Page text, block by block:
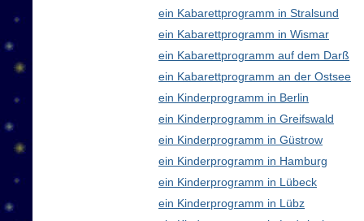
ein Kabarettprogramm in Stralsund
ein Kabarettprogramm in Wismar
ein Kabarettprogramm auf dem Darß
ein Kabarettprogramm an der Ostsee
ein Kinderprogramm in Berlin
ein Kinderprogramm in Greifswald
ein Kinderprogramm in Güstrow
ein Kinderprogramm in Hamburg
ein Kinderprogramm in Lübeck
ein Kinderprogramm in Lübz